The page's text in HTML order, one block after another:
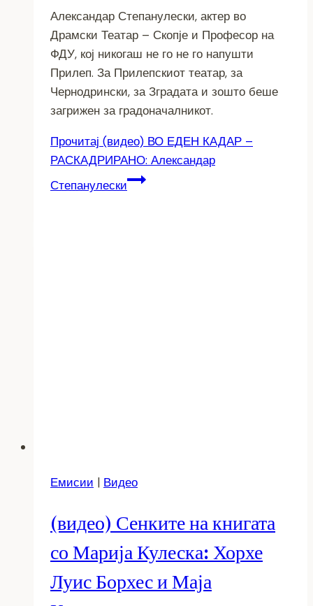
Александар Степанулески, актер во
Драмски Театар – Скопје и Професор на
ФДУ, кој никогаш не го не го напушти
Прилеп. За Прилепскиот театар, за
Чернодрински, за Зградата и зошто беше
загрижен за градоначалникот.
Прочитај (видео) ВО ЕДЕН КАДАР –
РАСКАДРИРАНО: Александар
Степанулески
Емисии | Видео
(видео) Сенките на книгата
со Марија Кулеска: Хорхе
Луис Борхес и Маја